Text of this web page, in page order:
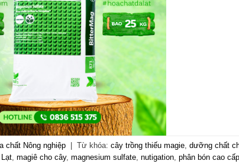
chất Nông nghiệp Từ khóa: cây trồng thiếu magie, dưỡng chất
, magiê cho cây, magnesium sulfate, nutigation, phân bón cao cấp